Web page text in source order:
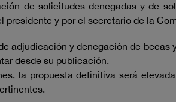
de solicitudes denegadas y de
presidente y por el secretario de la
adjudicación y denegación de
desde su publicación.
la propuesta definitiva será